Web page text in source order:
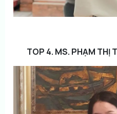
TOP 4. MS. PHẠM THỊ